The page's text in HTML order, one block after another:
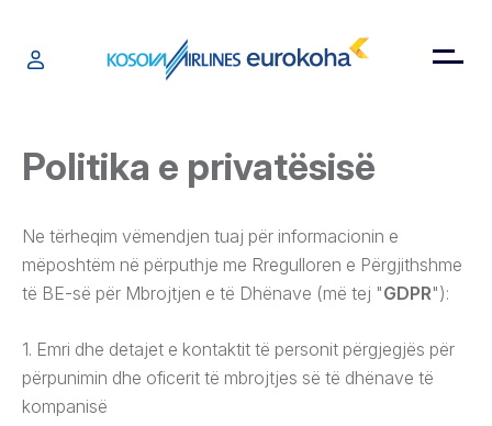
Politika e privatësisë
Ne tërheqim vëmendjen tuaj për informacionin e
mëposhtëm në përputhje me Rregulloren e Përgjithshme
të BE-së për Mbrojtjen e të Dhënave (më tej "GDPR"):
1. Emri dhe detajet e kontaktit të personit përgjegjës për
përpunimin dhe oficerit të mbrojtjes së të dhënave të
kompanisë